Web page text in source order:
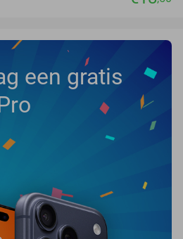
een gratis